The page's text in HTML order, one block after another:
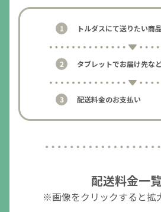
トルダスにて送りたい商
タブレットでお届け先な
配送料金のお支払い
配送料金一
※画像をクリックすると拡